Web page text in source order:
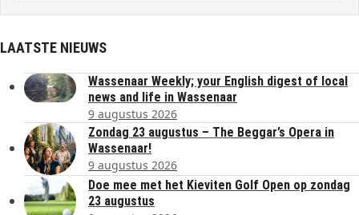
LAATSTE NIEUWS
Wassenaar Weekly; your English digest of local
news and life in Wassenaar
9 augustus 2026
Zondag 23 augustus – The Beggar’s Opera in
Wassenaar!
9 augustus 2026
Doe mee met het Kieviten Golf Open op zondag
23 augustus